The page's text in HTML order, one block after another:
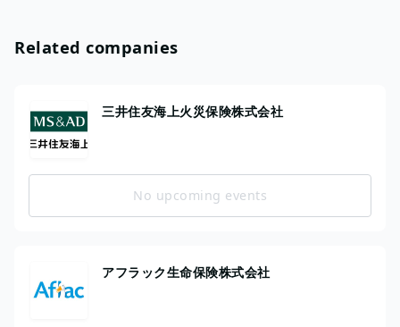
Related companies
三井住友海上火災保険株式会社
No upcoming events
アフラック生命保険株式会社